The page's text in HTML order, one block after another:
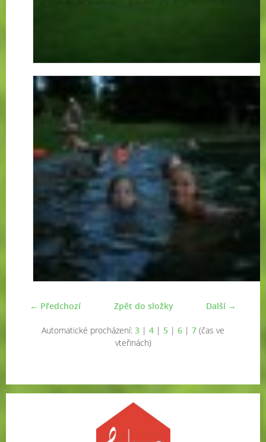
← Předchozí Další →
Zpět do složky
Automatické procházení: 3 | 4 | 5 | 6 | 7 (čas ve
vteřinách)